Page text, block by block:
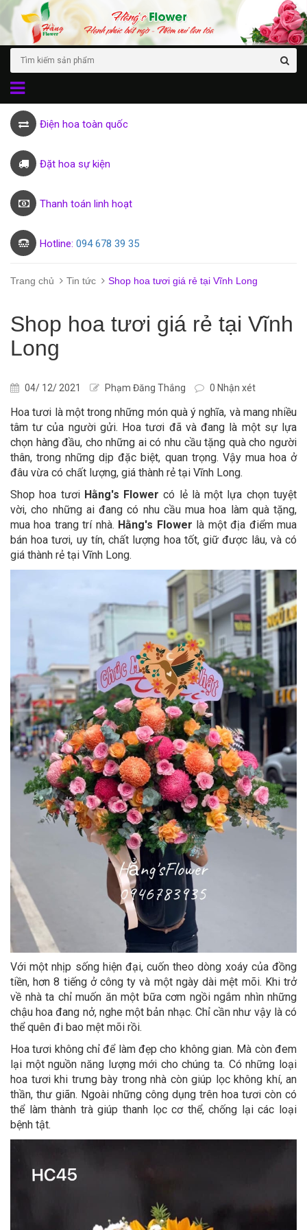
Điện hoa toàn quốc
Đặt hoa sự kiện
Thanh toán linh hoạt
Hotline: 094 678 39 35
Trang chủ Tin tức Shop hoa tươi giá rẻ tại Vĩnh Long
Shop hoa tươi giá rẻ tại Vĩnh
Long
04/ 12/ 2021 Phạm Đăng Thắng 0 Nhận xét
Hoa tươi là một trong những món quà ý nghĩa, và mang nhiều
tâm tư của người gửi. Hoa tươi đã và đang là một sự lựa
chọn hàng đầu, cho những ai có nhu cầu tặng quà cho người
thân, trong những dịp đặc biệt, quan trọng. Vậy mua hoa ở
đâu vừa có chất lượng, giá thành rẻ tại Vĩnh Long.
Shop hoa tươi Hằng's Flowercó lẻ là một lựa chọn tuyệt
vời, cho những ai đang có nhu cầu mua hoa làm quà tặng,
mua hoa trang trí nhà. Hằng's Flower là một địa điểm mua
bán hoa tươi, uy tín, chất lượng hoa tốt, giữ được lâu, và có
giá thành rẻ tại Vĩnh Long.
Với một nhịp sống hiện đại, cuốn theo dòng xoáy của đồng
tiền, hơn 8 tiếng ở công ty và một ngày dài mệt mõi. Khi trở
về nhà ta chỉ muốn ăn một bữa cơm ngồi ngắm nhìn những
chậu hoa đang nở, nghe một bản nhạc. Chỉ cần như vậy là có
thể quên đi bao mệt mõi rồi.
Hoa tươi không chỉ để làm đẹp cho không gian. Mà còn đem
lại một nguồn năng lượng mới cho chúng ta. Có những loại
hoa tươi khi trưng bày trong nhà còn giúp lọc không khí, an
thần, thư giãn. Ngoài những công dụng trên hoa tươi còn có
thể làm thành trà giúp thanh lọc cơ thể, chống lại các loại
bệnh tật.